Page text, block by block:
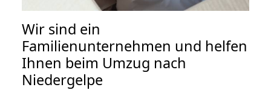
Wir sind ein
Familienunternehmen und helfen
Ihnen beim Umzug nach
Niedergelpe